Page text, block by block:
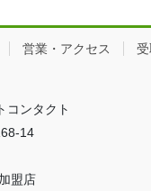
営業・アクセス
コンタクト
14
盟店